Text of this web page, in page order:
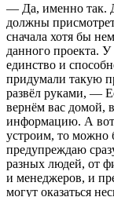
— Да, именно так.
должны
сначала хотя бы
данного проекта. У
единство и
придумали такую
развёл руками, —
вернём вас домой,
информацию. А вот
устроим, то можно
предупреждаю
разных людей, от
и менеджеров, и
могут оказаться